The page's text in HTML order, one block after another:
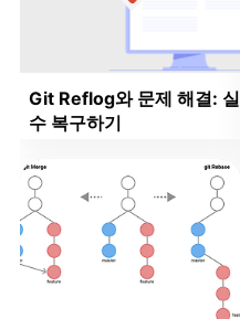
Git Reflog와 문제 해결: 실
수 복구하기